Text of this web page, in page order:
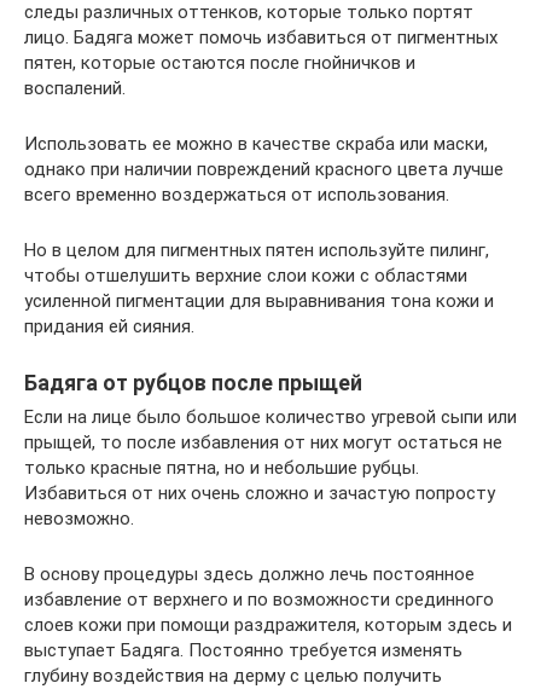
следы различных оттенков, которые только портят
лицо. Бадяга может помочь избавиться от пигментных
пятен, которые остаются после гнойничков и
воспалений.
Использовать ее можно в качестве скраба или маски,
однако при наличии повреждений красного цвета лучше
всего временно воздержаться от использования.
Но в целом для пигментных пятен используйте пилинг,
чтобы отшелушить верхние слои кожи с областями
усиленной пигментации для выравнивания тона кожи и
придания ей сияния.
Бадяга от рубцов после прыщей
Если на лице было большое количество угревой сыпи или
прыщей, то после избавления от них могут остаться не
только красные пятна, но и небольшие рубцы.
Избавиться от них очень сложно и зачастую попросту
невозможно.
В основу процедуры здесь должно лечь постоянное
избавление от верхнего и по возможности срединного
слоев кожи при помощи раздражителя, которым здесь и
выступает Бадяга. Постоянно требуется изменять
глубину воздействия на дерму с целью получить